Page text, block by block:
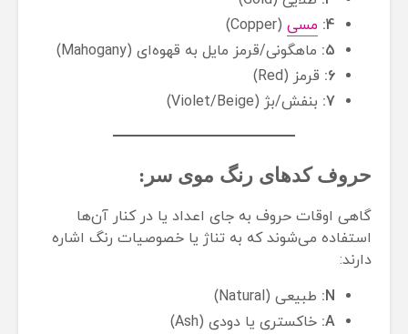
4: مسی (Copper)
5: ماهگونی/قرمز مایل به قهوه‌ای (Mahogany)
6: قرمز (Red)
7: بنفش/بژ (Violet/Beige)
حروف کدهای رنگ موی سر:
گاهی اوقات حروف به جای اعداد یا در کنار آن‌ها
استفاده می‌شوند که به تناژ یا خصوصیات رنگ اشاره
دارند:
N: طبیعی (Natural)
A: خاکستری یا دودی (Ash)